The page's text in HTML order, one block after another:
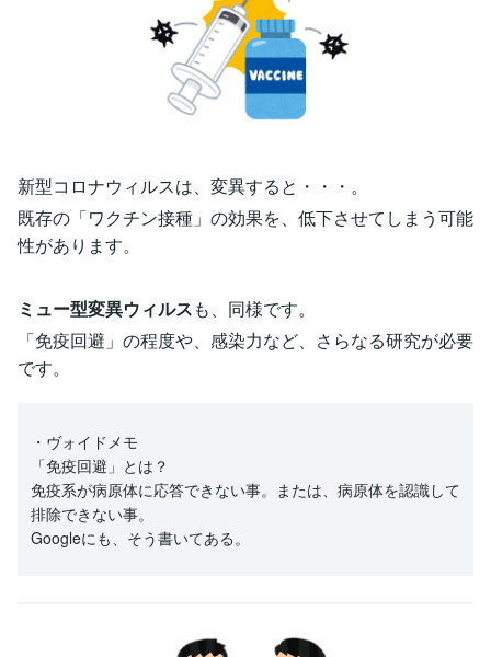
新型コロナウィルスは、変異すると・・・。
既存の「ワクチン接種」の効果を、低下させてしまう可能
性があります。
ミュー型変異ウィルスも、同様です。
「免疫回避」の程度や、感染力など、さらなる研究が必要
です。
・ヴォイドメモ
「免疫回避」とは？
免疫系が病原体に応答できない事。または、病原体を認識して
排除できない事。
Googleにも、そう書いてある。